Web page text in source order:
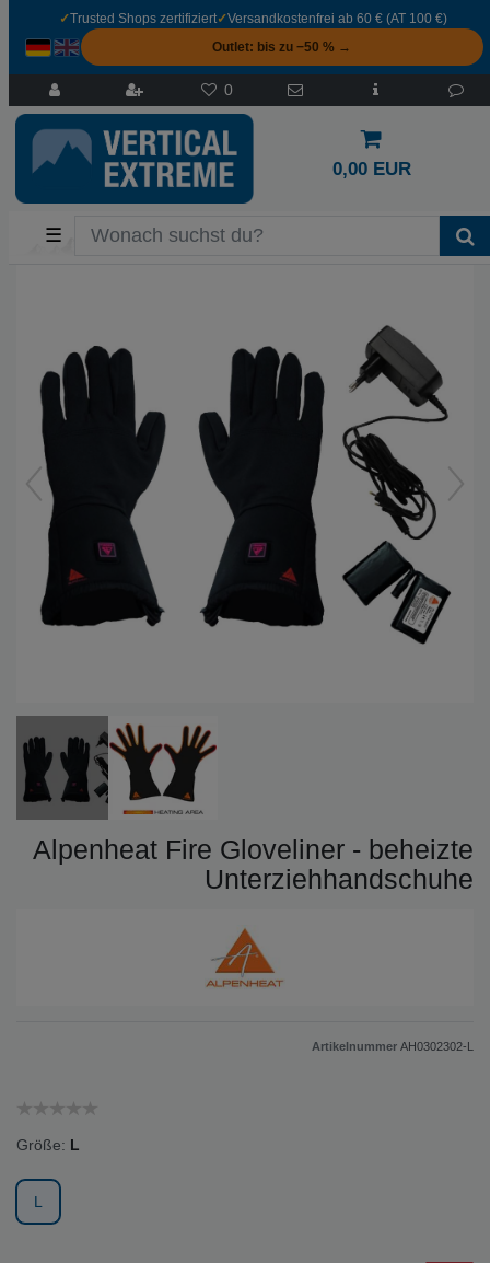
✓Trusted Shops zertifiziert✓Versandkostenfrei ab 60 € (AT 100 €)
Outlet: bis zu −50 % →
0
0,00 EUR
☰
Alpenheat Fire Gloveliner - beheizte
Unterziehhandschuhe
Artikelnummer AH0302302-L
Größe: L
L